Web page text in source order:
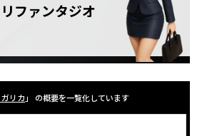
ファンタジオ
リカ 」 の概要を一覧化しています